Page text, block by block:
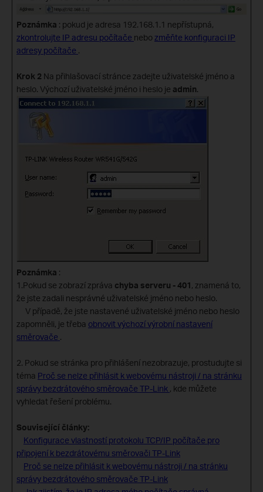
Poznámka : pokud je adresa 192.168.1.1 nepřístupná,
zkontrolujte IP adresu počítače nebozměňte konfiguraci IP
adresy počítače .
Krok 2 Na přihlašovací stránce zadejte uživatelské jméno a
heslo. Výchozí uživatelské jméno i heslo je admin.
Poznámka :
1.Pokud se zobrazí zpráva chyba serveru - 401, znamená to,
že jste zadali nesprávné uživatelské jméno nebo heslo.
V případě, že jste nastavené uživatelské jméno nebo heslo
zapomněli, je třeba obnovit výchozí výrobní nastavení
směrovače .
2. Pokud se stránka pro přihlášení nezobrazuje, prostudujte si
téma Proč se nelze přihlásit k webovému nástroji / na stránku
správy bezdrátového směrovače TP-Link , kde můžete
vyhledat řešení problému.
Související články:
Konfigurace vlastností protokolu TCP/IP počítače pro
připojení k bezdrátovému směrovači TP-Link
Proč se nelze přihlásit k webovému nástroji / na stránku
správy bezdrátového směrovače TP-Link